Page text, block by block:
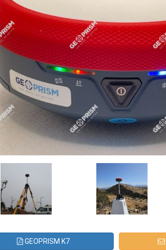
GEOPRISM K7
GEOPRISM K7 GEOPRISM K7
GEOPRISM K7